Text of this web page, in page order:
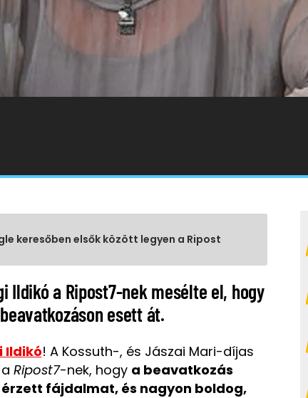
keresőben elsők között legyen a Ripost
Ildikó a Ripost7-nek mesélte el, hogy
esett át.
Ildikó! A Kossuth-, és Jászai Mari-díjas
Ripost7-nek, hogy a beavatkozás
fájdalmat, és nagyon boldog,